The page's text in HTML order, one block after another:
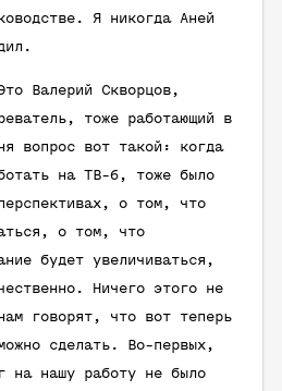
Я никогда Аней
Валерий Скворцов,
тоже работающий в
вопрос вот такой: когда
на ТВ-6, тоже было
о том, что
о том, что
будет увеличиваться,
Ничего этого не
говорят, что вот теперь
сделать. Во-первых,
на нашу работу не было